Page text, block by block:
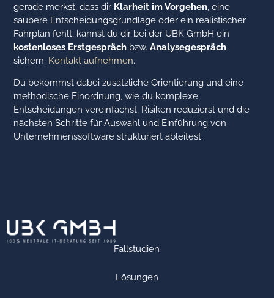
gerade merkst, dass dir Klarheit im Vorgehen, eine
saubere Entscheidungsgrundlage oder ein realistischer
Fahrplan fehlt, kannst du dir bei der UBK GmbH ein
kostenloses Erstgespräch bzw.Analysegespräch
sichern: Kontakt aufnehmen.
Du bekommst dabei zusätzliche Orientierung und eine
methodische Einordnung, wie du komplexe
Entscheidungen vereinfachst, Risiken reduzierst und die
nächsten Schritte für Auswahl und Einführung von
Unternehmenssoftware strukturiert ableitest.
Fallstudien
Lösungen